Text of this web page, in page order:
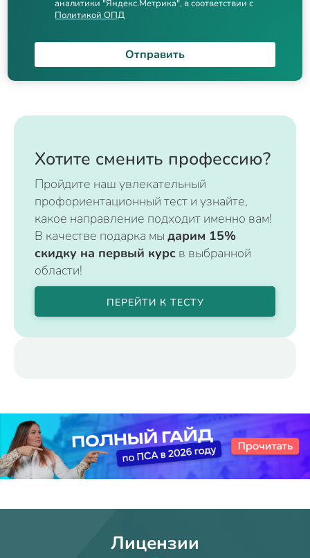
аналитики "Яндекс.Метрика", в соответствии с
Политикой ОПД
Отправить
Хотите сменить профессию?
Пройдите наш увлекательный
профориентационный тест и узнайте,
какое направление подходит именно вам!
В качестве подарка мы дарим 15%
скидку на первый курс в выбранной
области!
ПЕРЕЙТИ К ТЕСТУ
Лицензии